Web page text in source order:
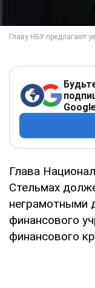
Глава
Стельмах
неграмотными
финансового
финансового